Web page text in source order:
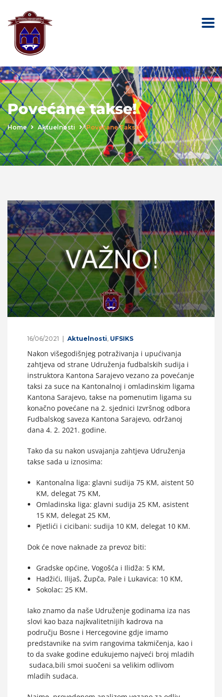
Povećane takse!
Home Aktuelnosti Povećane Takse!
16/06/2021 Aktuelnosti, UFSIKS
Nakon višegodišnjeg potraživanja i upućivanja
zahtjeva od strane Udruženja fudbalskih sudija i
instruktora Kantona Sarajevo vezano za povećanje
taksi za suce na Kantonalnoj i omladinskim ligama
Kantona Sarajevo, takse na pomenutim ligama su
konačno povećane na 2. sjednici Izvršnog odbora
Fudbalskog saveza Kantona Sarajevo, održanoj
dana 4. 2. 2021. godine.
Tako da su nakon usvajanja zahtjeva Udruženja
takse sada u iznosima:
Kantonalna liga: glavni sudija 75 KM, aistent 50
KM, delegat 75 KM,
Omladinska liga: glavni sudija 25 KM, asistent
15 KM, delegat 25 KM,
Pjetlići i cicibani: sudija 10 KM, delegat 10 KM.
Dok će nove naknade za prevoz biti:
Gradske općine, Vogošća i Ilidža: 5 KM,
Hadžići, Ilijaš, Župča, Pale i Lukavica: 10 KM,
Sokolac: 25 KM.
Iako znamo da naše Udruženje godinama iza nas
slovi kao baza najkvalitetnijih kadrova na
području Bosne i Hercegovine gdje imamo
predstavnike na svim rangovima takmičenja, kao i
to da svake godine edukujemo najveći broj mladih
sudaca,bili smoi suočeni sa velikim odlivom
mladih sudaca.